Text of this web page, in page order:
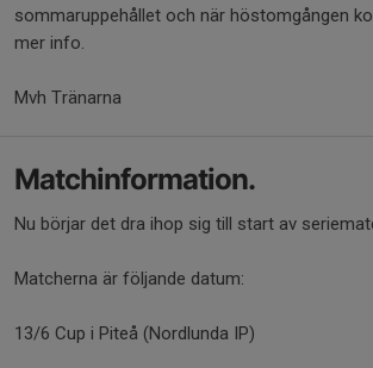
sommaruppehållet och när höstomgången
mer info.
Mvh Tränarna
Matchinformation.
Nu börjar det dra ihop sig till start av
Matcherna är följande datum:
13/6 Cup i Piteå (Nordlunda IP)